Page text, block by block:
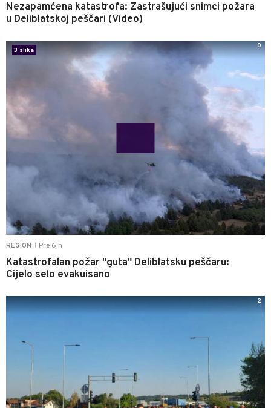
Nezapamćena katastrofa: Zastrašujući snimci požara
u Deliblatskoj peščari (Video)
REGION Pre 6 h
Katastrofalan požar "guta" Deliblatsku peščaru:
Cijelo selo evakuisano
3 slika
0
2